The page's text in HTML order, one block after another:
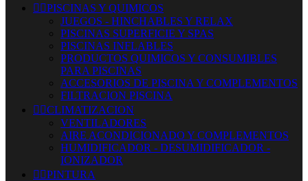
 PISCINAS Y QUIMICOS
JUEGOS - HINCHABLES Y RELAX
PISCINAS SUPERFICIE Y SPAS
PISCINAS INFLABLES
PRODUCTOS QUIMICOS Y CONSUMIBLES
PARA PISCINAS
ACCESORIOS DE PISCINA Y COMPLEMENTOS
FILTRACION PISCINA
 CLIMATIZACION
VENTILADORES
AIRE ACONDICIONADO Y COMPLEMENTOS
HUMIDIFICADOR - DESUMIDIFICADOR -
IONIZADOR
 PINTURA